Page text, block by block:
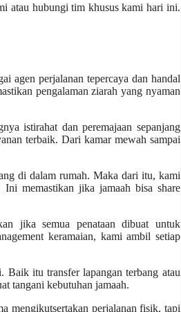
atau hubungi tim khusus kami hari ini.
agen perjalanan tepercaya dan handal
pengalaman ziarah yang nyaman
istirahat dan peremajaan sepanjang
terbaik. Dari kamar mewah sampai
di dalam rumah. Maka dari itu, kami
memastikan jika jamaah bisa share
jika semua penataan dibuat untuk
keramaian, kami ambil setiap
Baik itu transfer lapangan terbang atau
tangani kebutuhan jamaah.
mengikutsertakan perjalanan fisik, tapi